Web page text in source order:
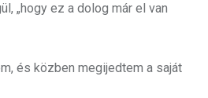
„hogy ez a dolog már el van
és közben megijedtem a saját